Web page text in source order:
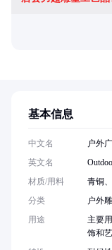
基本信息
中文名
户外
英文名
材质/用料
青铜
分类
户外
用途
主要
饰和